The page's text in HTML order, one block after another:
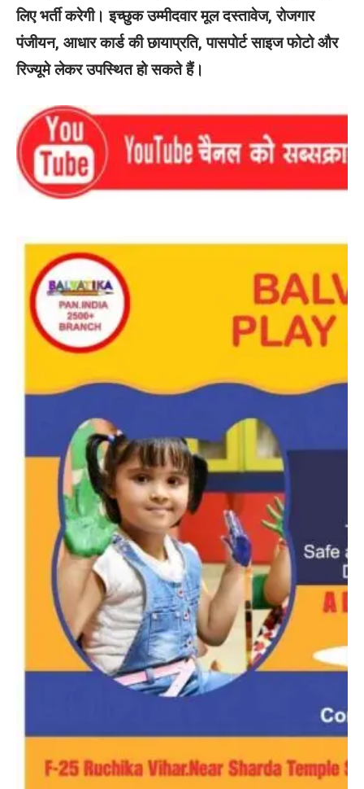
लिए भर्ती करेगी। इच्छुक उम्मीदवार मूल दस्तावेज, रोजगार
पंजीयन, आधार कार्ड की छायाप्रति, पासपोर्ट साइज फोटो और
रिज्यूमे लेकर उपस्थित हो सकते हैं।